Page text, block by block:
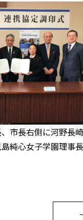
市長右側に河野長
純心女子学園理事長